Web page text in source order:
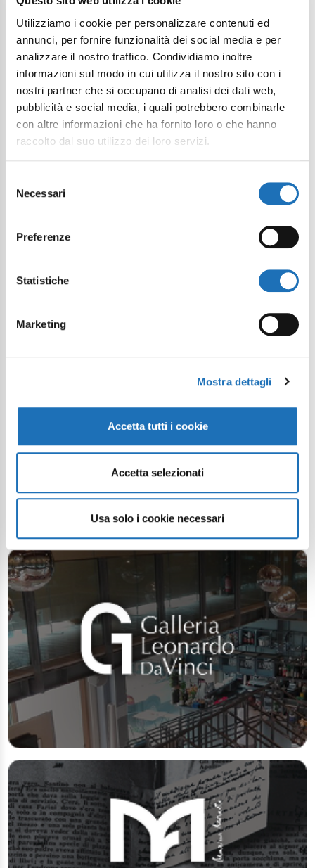
Utilizziamo i cookie per personalizzare contenuti ed
annunci, per fornire funzionalità dei social media e per
analizzare il nostro traffico. Condividiamo inoltre
informazioni sul modo in cui utilizza il nostro sito con i
nostri partner che si occupano di analisi dei dati web,
pubblicità e social media, i quali potrebbero combinarle
con altre informazioni che ha fornito loro o che hanno
raccolto dal suo utilizzo dei loro servizi.
delNecessari
Preferenze
Statistiche
Marketing
Mostra dettagli
Accetta tutti i cookie
Accetta selezionati
Usa solo i cookie necessari
LA FORNACE ROMANA DI CA TURCHI
POI
Continua a esplorare
Il tuo viaggio digitale dentro Cesenatico